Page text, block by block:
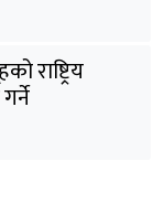
राष्ट्रिय